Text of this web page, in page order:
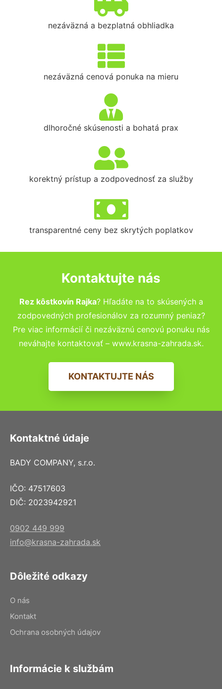
nezáväzná a bezplatná obhliadka
nezáväzná cenová ponuka na mieru
dlhoročné skúsenosti a bohatá prax
korektný prístup a zodpovednosť za služby
transparentné ceny bez skrytých poplatkov
Kontaktujte nás
Rez kôstkovín Rajka? Hľadáte na to skúsených a
zodpovedných profesionálov za rozumný peniaz?
Pre viac informácií či nezáväznú cenovú ponuku nás
neváhajte kontaktovať – www.krasna-zahrada.sk.
KONTAKTUJTE NÁS
Kontaktné údaje
BADY COMPANY, s.r.o.
IČO: 47517603
DIČ: 2023942921
0902 449 999
info@krasna-zahrada.sk
Dôležité odkazy
O nás
Kontakt
Ochrana osobných údajov
Informácie k službám